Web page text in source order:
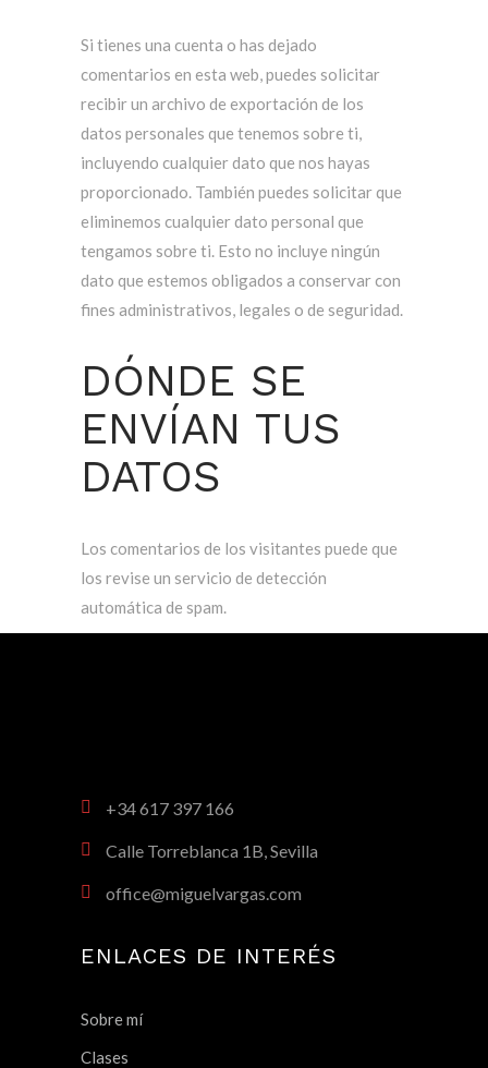
Si tienes una cuenta o has dejado
comentarios en esta web, puedes solicitar
recibir un archivo de exportación de los
datos personales que tenemos sobre ti,
incluyendo cualquier dato que nos hayas
proporcionado. También puedes solicitar que
eliminemos cualquier dato personal que
tengamos sobre ti. Esto no incluye ningún
dato que estemos obligados a conservar con
fines administrativos, legales o de seguridad.
DÓNDE SE
ENVÍAN TUS
DATOS
Los comentarios de los visitantes puede que
los revise un servicio de detección
automática de spam.
+34 617 397 166
Calle Torreblanca 1B, Sevilla
office@miguelvargas.com
ENLACES DE INTERÉS
Sobre mí
Clases